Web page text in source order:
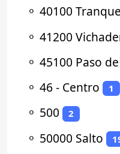
⚬ 40100
⚬ 41200
⚬ 45100 Paso
⚬ 46 - Centro 1
⚬ 500 2
⚬ 50000 Salto